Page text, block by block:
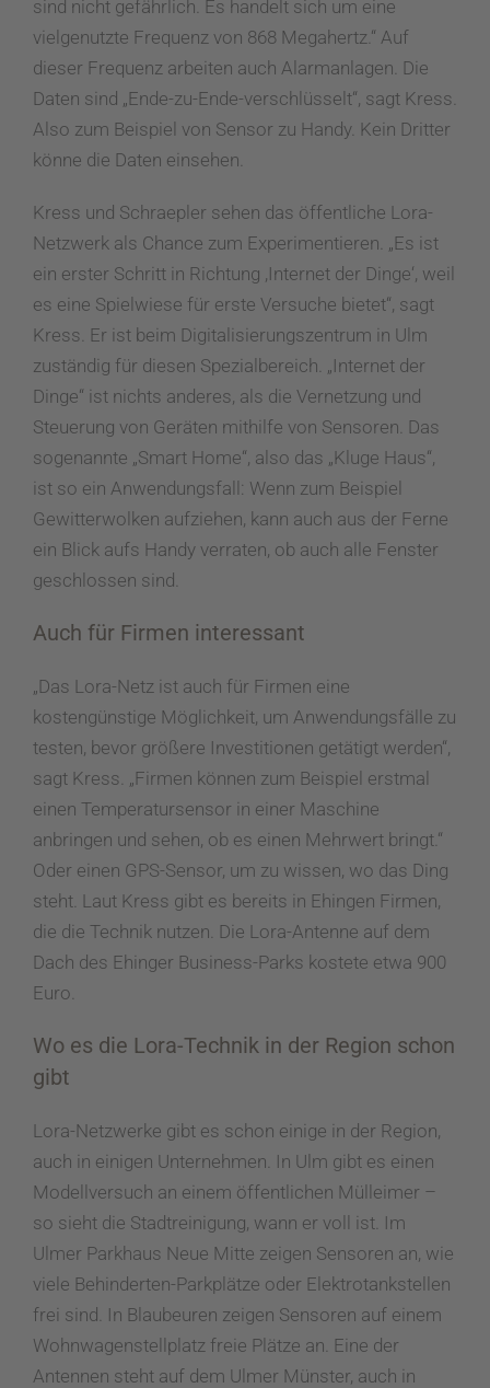
sind nicht gefährlich. Es handelt sich um eine
vielgenutzte Frequenz von 868 Megahertz.“ Auf
dieser Frequenz arbeiten auch Alarmanlagen. Die
Daten sind „Ende-zu-Ende-verschlüsselt“, sagt Kress.
Also zum Beispiel von Sensor zu Handy. Kein Dritter
könne die Daten einsehen.
Kress und Schraepler sehen das öffentliche Lora-
Netzwerk als Chance zum Experimentieren. „Es ist
ein erster Schritt in Richtung ,Internet der Dinge‘, weil
es eine Spielwiese für erste Versuche bietet“, sagt
Kress. Er ist beim Digitalisierungszentrum in Ulm
zuständig für diesen Spezialbereich. „Internet der
Dinge“ ist nichts anderes, als die Vernetzung und
Steuerung von Geräten mithilfe von Sensoren. Das
sogenannte „Smart Home“, also das „Kluge Haus“,
ist so ein Anwendungsfall: Wenn zum Beispiel
Gewitterwolken aufziehen, kann auch aus der Ferne
ein Blick aufs Handy verraten, ob auch alle Fenster
geschlossen sind.
Auch für Firmen interessant
„Das Lora-Netz ist auch für Firmen eine
kostengünstige Möglichkeit, um Anwendungsfälle zu
testen, bevor größere Investitionen getätigt werden“,
sagt Kress. „Firmen können zum Beispiel erstmal
einen Temperatursensor in einer Maschine
anbringen und sehen, ob es einen Mehrwert bringt.“
Oder einen GPS-Sensor, um zu wissen, wo das Ding
steht. Laut Kress gibt es bereits in Ehingen Firmen,
die die Technik nutzen. Die Lora-Antenne auf dem
Dach des Ehinger Business-Parks kostete etwa 900
Euro.
Wo es die Lora-Technik in der Region schon
gibt
Lora-Netzwerke gibt es schon einige in der Region,
auch in einigen Unternehmen. In Ulm gibt es einen
Modellversuch an einem öffentlichen Mülleimer –
so sieht die Stadtreinigung, wann er voll ist. Im
Ulmer Parkhaus Neue Mitte zeigen Sensoren an, wie
viele Behinderten-Parkplätze oder Elektrotankstellen
frei sind. In Blaubeuren zeigen Sensoren auf einem
Wohnwagenstellplatz freie Plätze an. Eine der
Antennen steht auf dem Ulmer Münster, auch in